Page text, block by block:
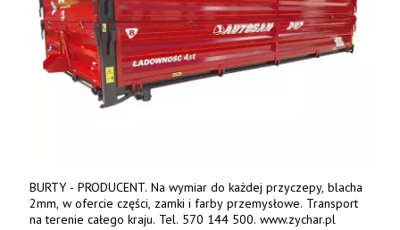
BURTY - PRODUCENT. Na wymiar do każdej przyczepy, blacha
2mm, w ofercie części, zamki i farby przemysłowe. Transport
na terenie całego kraju. Tel. 570 144 500. www.zychar.pl